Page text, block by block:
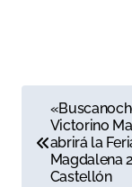
a
Victorino
abrirá la
Magdalena
Castellón